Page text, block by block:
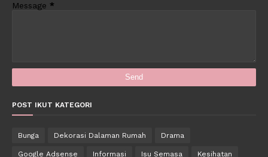
Message *
POST IKUT KATEGORI
Bunga Dekorasi Dalaman Rumah Drama
Google Adsense Informasi Isu Semasa Kesihatan